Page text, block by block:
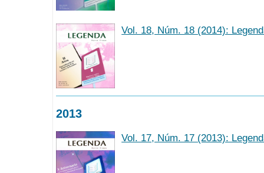
Vol. 18, Núm. 18 (2014):
2013
Vol. 17, Núm. 17 (2013):